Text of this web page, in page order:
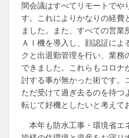
間会議はすべてリモートでや
す。これによりかなりの経費
ました。また、すべての営業
ＡＩ機を導入し、顔認証によ
クと出退勤管理を行い、業務
できました。これらもコロナ
討する事が無かった術です。
ただ受けて過ぎ去るのを待つ
転じて好機としたいと考えて
本年も防水工事・環境省エ